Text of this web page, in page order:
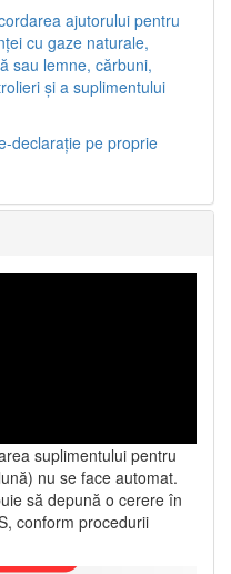
ajutorului pentru
cu gaze naturale,
sau lemne, cărbuni,
și a suplimentului
declarație pe proprie
suplimentului pentru
nu se face automat.
să depună o cerere în
conform procedurii